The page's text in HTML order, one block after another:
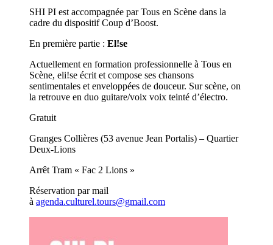
SHI PI est accompagnée par Tous en Scène dans la
cadre du dispositif Coup d’Boost.
En première partie : El!se
Actuellement en formation professionnelle à Tous en
Scène, eli!se écrit et compose ses chansons
sentimentales et enveloppées de douceur. Sur scène, on
la retrouve en duo guitare/voix voix teinté d’électro.
Gratuit
Granges Collières (53 avenue Jean Portalis) – Quartier
Deux-Lions
Arrêt Tram « Fac 2 Lions »
Réservation par mail
à agenda.culturel.tours@gmail.com